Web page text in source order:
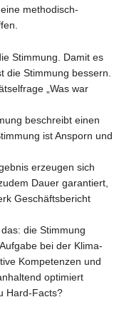
methodisch-
Stimmung. Damit es
die Stimmung bessern.
„Was war
beschreibt einen
ist Ansporn und
erzeugen sich
Dauer garantiert,
Geschäftsbericht
die Stimmung
bei der Klima-
Kompetenzen und
optimiert
Hard-Facts?